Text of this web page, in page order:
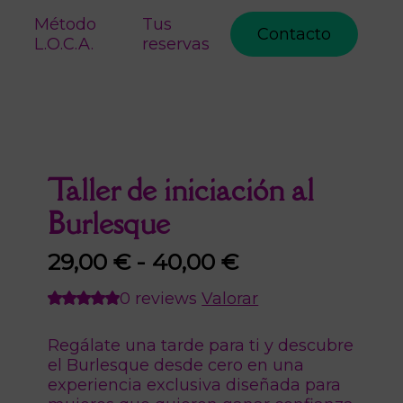
Método
L.O.C.A.
Tus
reservas
Contacto
Taller de iniciación al
Burlesque
29,00€ - 40,00€Rango
de
precios:
desde
29,00 €
hasta
0 reviewsValorar
Regálate una tarde para ti y descubre
el Burlesque desde cero en una
experiencia exclusiva diseñada para